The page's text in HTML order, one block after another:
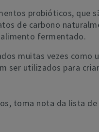
probióticos,
de carbono
fermentado.
muitas vezes
ser utilizados para
toma nota da lista